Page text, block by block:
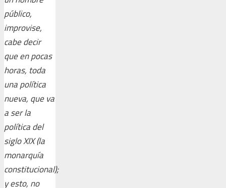
público,
improvise,
cabe decir
que en pocas
horas, toda
una política
nueva, que va
a ser la
política del
siglo XIX (la
monarquía
constitucional);
y esto, no